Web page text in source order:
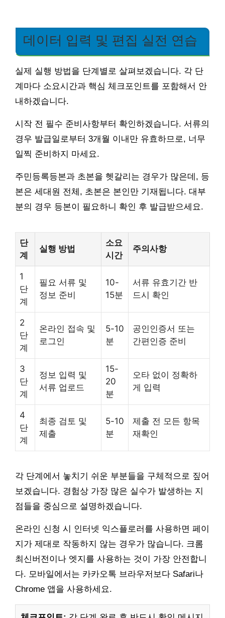
데이터 입력 및 편집 실전 연습
실제 실행 방법을 단계별로 살펴보겠습니다. 각 단
계마다 소요시간과 핵심 체크포인트를 포함해서 안
내하겠습니다.
시작 전 필수 준비사항부터 확인하겠습니다. 서류의
경우 발급일로부터 3개월 이내만 유효하므로, 너무
일찍 준비하지 마세요.
주민등록등본과 초본을 헷갈리는 경우가 많은데, 등
본은 세대원 전체, 초본은 본인만 기재됩니다. 대부
분의 경우 등본이 필요하니 확인 후 발급받으세요.
단
계
실행 방법
소요
시간
주의사항
1
단
계
필요 서류 및
정보 준비
10-
15분
서류 유효기간 반
드시 확인
2
단
계
온라인 접속 및
로그인
5-10
분
공인인증서 또는
간편인증 준비
3
단
계
정보 입력 및
서류 업로드
15-
20
분
오타 없이 정확하
게 입력
4
단
계
최종 검토 및
제출
5-10
분
제출 전 모든 항목
재확인
각 단계에서 놓치기 쉬운 부분들을 구체적으로 짚어
보겠습니다. 경험상 가장 많은 실수가 발생하는 지
점들을 중심으로 설명하겠습니다.
온라인 신청 시 인터넷 익스플로러를 사용하면 페이
지가 제대로 작동하지 않는 경우가 많습니다. 크롬
최신버전이나 엣지를 사용하는 것이 가장 안전합니
다. 모바일에서는 카카오톡 브라우저보다 Safari나
Chrome 앱을 사용하세요.